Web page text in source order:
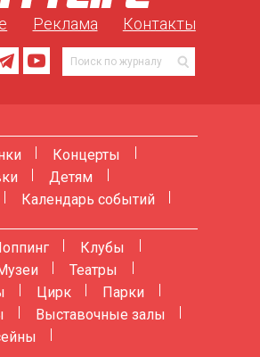
Реклама Контакты
Концерты
Детям
Календарь событий
Клубы
Театры
Цирк
Парки
Выставочные залы